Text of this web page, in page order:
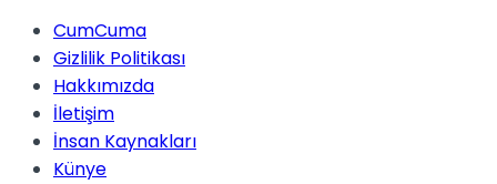
CumCuma
Gizlilik Politikası
Hakkımızda
İletişim
İnsan Kaynakları
Künye